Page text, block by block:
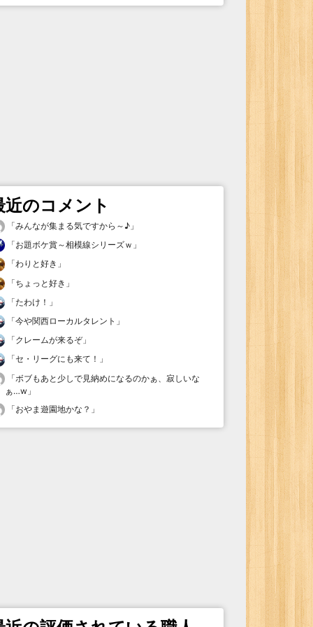
近のコメント
「みんなが集まる気ですから～♪ 」
「お題ボケ賞～相模線シリーズｗ 」
「わりと好き 」
「ちょっと好き 」
「たわけ！ 」
「今や関西ローカルタレント 」
「クレームが来るぞ」
「セ・リーグにも来て！ 」
「ボブもあと少しで見納めになるのかぁ、寂しいな
ぁ…w 」
「おやま遊園地かな？ 」